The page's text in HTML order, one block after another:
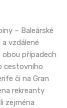
– Baleárské
vzdálené
případech
cestovního
či na Gran
rekreanty
zejména